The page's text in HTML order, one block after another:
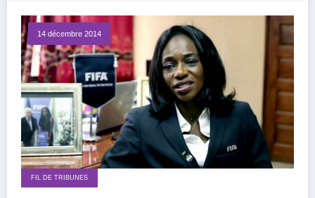
14 décembre 2014
FIL DE TRIBUNES